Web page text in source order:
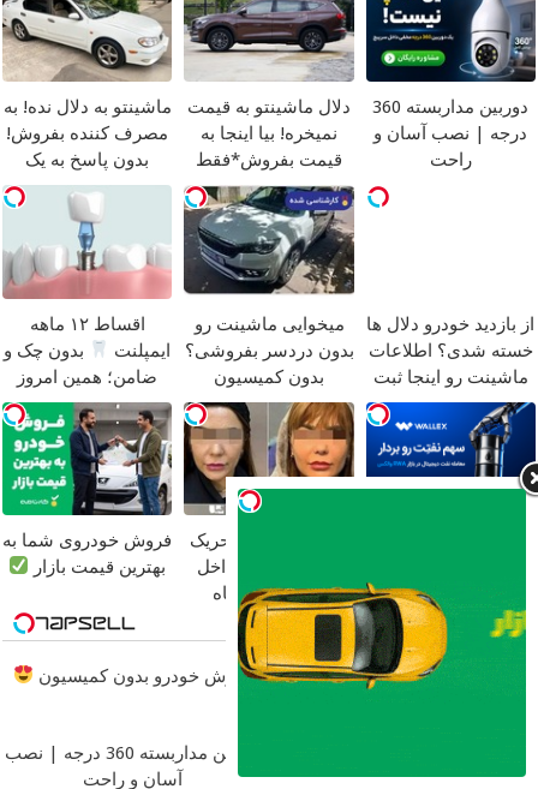
دوربین مداربسته 360
درجه | نصب آسان و
راحت
دلال ماشینتو به قیمت
نمیخره! بیا اینجا به
قیمت بفروش*فقط
خریدار واقعی*
ماشینتو به دلال نده! به
مصرف کننده بفروش!
بدون پاسخ به یک
تماس
از بازدید خودرو دلال ها
خسته شدی؟ اطلاعات
ماشینت رو اینجا ثبت
کن
میخوایی ماشینت رو
بدون دردسر بفروشی؟
بدون کمیسیون
اقساط ۱۲ ماهه
ایمپلنت
بدون چک و
ضامن؛ همین امروز
اقدام کن
دارایی‌های دیجیتال
لیفت طبیعی و تحریک
کلاژن‌سازی از داخل
پوست با 24ماه
ماندگاری
جوان شو
فروش خودروی شما به
بهترین قیمت بازار
مطالب پیشنهادی
ماشینت رو بدون دردسر بفروش |
فروش خودرو بدون کمیسیون
38 درصد سالانه
دوربین مداربسته 360 درجه | نصب
آسان و راحت